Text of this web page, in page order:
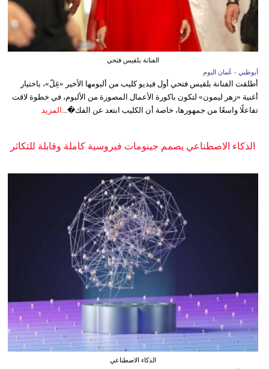
الفنانة بلقيس فتحي
أبوظبي - عُمان اليوم
أطلقت الفنانة بلقيس فتحي أول فيديو كليب من ألبومها الأخير «غِلّ»، باختيار
أغنية «زهر ليمون» لتكون باكورة الأعمال المصورة من الألبوم، في خطوة لاقت
تفاعلًا واسعًا من جمهورها، خاصة أن الكليب ابتعد عن الفك�... المزيد
الذكاء الاصطناعي يصمم جينومات فيروسية كاملة وقابلة للتكاثر
الذكاء الاصطناعي